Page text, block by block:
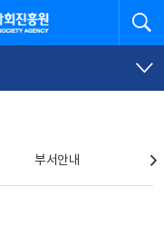
부서안내